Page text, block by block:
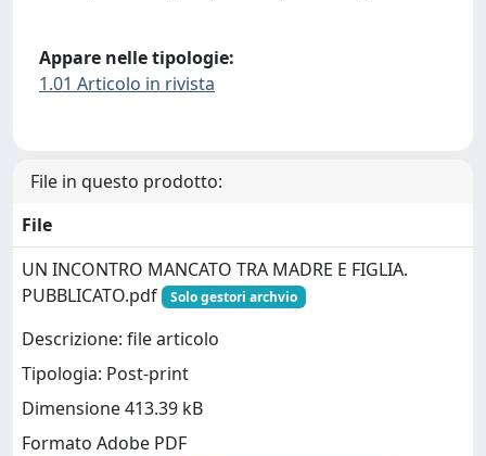
Appare nelle tipologie:
1.01 Articolo in rivista
File in questo prodotto:
File
UN INCONTRO MANCATO TRA MADRE E FIGLIA.
PUBBLICATO.pdf
Solo gestori archvio
Descrizione: file articolo
Tipologia: Post-print
Dimensione 413.39 kB
Formato Adobe PDF